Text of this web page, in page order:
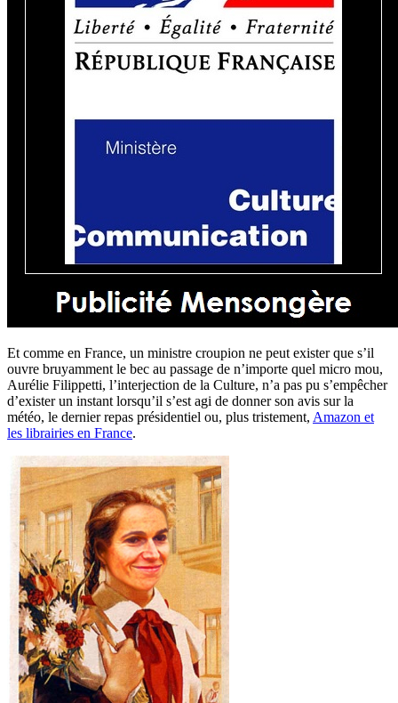
Et comme en France, un ministre croupion ne peut exister que s’il
ouvre bruyamment le bec au passage de n’importe quel micro mou,
Aurélie Filippetti, l’interjection de la Culture, n’a pas pu s’empêcher
d’exister un instant lorsqu’il s’est agi de donner son avis sur la
météo, le dernier repas présidentiel ou, plus tristement, Amazon et
les librairies en France.